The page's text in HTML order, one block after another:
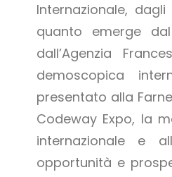
Internazionale,
quanto emerge
dall’Agenzia
demoscopica
presentato alla
Codeway Expo, la
internazionale e
opportunità e